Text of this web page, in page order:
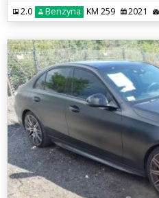
2.0 Benzyna KM 259 2021